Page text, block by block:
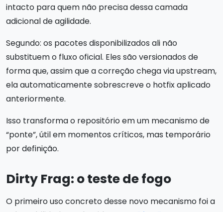
intacto para quem não precisa dessa camada
adicional de agilidade.
Segundo: os pacotes disponibilizados ali não
substituem o fluxo oficial. Eles são versionados de
forma que, assim que a correção chega via upstream,
ela automaticamente sobrescreve o hotfix aplicado
anteriormente.
Isso transforma o repositório em um mecanismo de
“ponte”, útil em momentos críticos, mas temporário
por definição.
Dirty Frag: o teste de fogo
O primeiro uso concreto desse novo mecanismo foi a